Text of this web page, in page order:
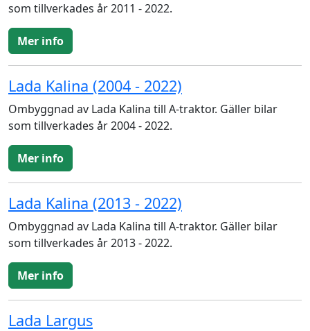
som tillverkades år 2011 - 2022.
Mer info
Lada Kalina (2004 - 2022)
Ombyggnad av Lada Kalina till A-traktor. Gäller bilar
som tillverkades år 2004 - 2022.
Mer info
Lada Kalina (2013 - 2022)
Ombyggnad av Lada Kalina till A-traktor. Gäller bilar
som tillverkades år 2013 - 2022.
Mer info
Lada Largus